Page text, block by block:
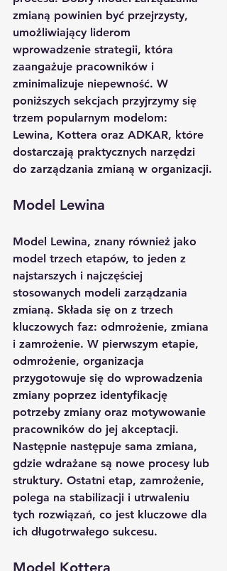
zmianą powinien być przejrzysty,
umożliwiający liderom
wprowadzenie strategii, która
zaangażuje pracowników i
zminimalizuje niepewność. W
poniższych sekcjach przyjrzymy się
trzem popularnym modelom:
Lewina, Kottera oraz ADKAR, które
dostarczają praktycznych narzędzi
do zarządzania zmianą w organizacji.
Model Lewina
Model Lewina, znany również jako
model trzech etapów, to jeden z
najstarszych i najczęściej
stosowanych modeli zarządzania
zmianą. Składa się on z trzech
kluczowych faz: odmrożenie, zmiana
i zamrożenie. W pierwszym etapie,
odmrożenie, organizacja
przygotowuje się do wprowadzenia
zmiany poprzez identyfikację
potrzeby zmiany oraz motywowanie
pracowników do jej akceptacji.
Następnie następuje sama zmiana,
gdzie wdrażane są nowe procesy lub
struktury. Ostatni etap, zamrożenie,
polega na stabilizacji i utrwaleniu
tych rozwiązań, co jest kluczowe dla
ich długotrwałego sukcesu.
Model Kottera